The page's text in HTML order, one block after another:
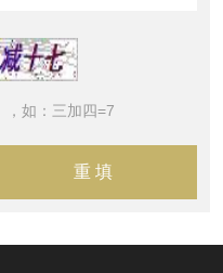
，如：三加四=7